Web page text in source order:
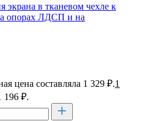
экрана в тканевом чехле к
опорах ЛДСП и на
цена составляла 1 329 ₽.1
196 ₽.